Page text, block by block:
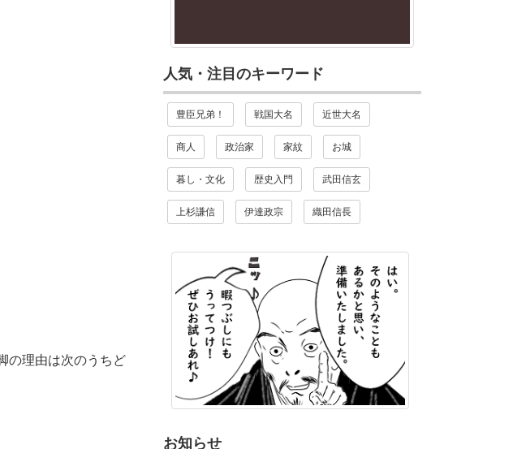
の理由は次のうちど
人気・注目のキーワード
豊臣兄弟！ 戦国大名 近世大名
商人 政治家 家紋 お城
暮し・文化 歴史入門 武田信玄
上杉謙信 伊達政宗 織田信長
お知らせ